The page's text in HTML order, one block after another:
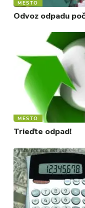
MESTO
Odvoz odpadu
MESTO
Trieďte odpad!